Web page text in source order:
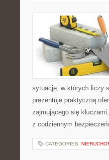
sytuacje, w których liczy
prezentuje praktyczną
zajmującego się
z codziennym
CATEGORIES: